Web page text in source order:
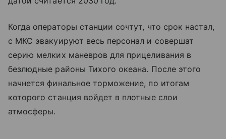
Когда операторы станции сочтут, что срок настал,
с МКС эвакуируют весь персонал и совершат
серию мелких маневров для прицеливания в
безлюдные районы Тихого океана. После этого
начнется финальное торможение, по итогам
которого станция войдет в плотные слои
атмосферы.